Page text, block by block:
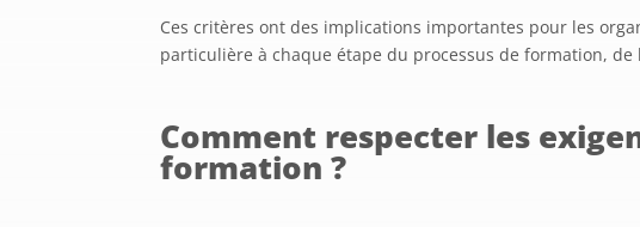
Ces critères ont des implications importantes pour les
particulière à chaque étape du processus de formation, de
Comment respecter les
formation ?